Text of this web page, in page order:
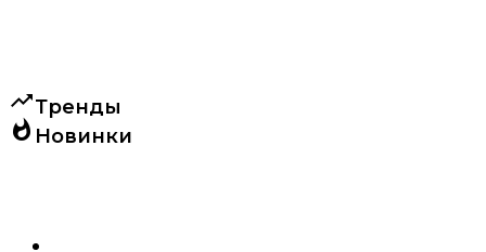
trending_upТренды
whatshot Новинки